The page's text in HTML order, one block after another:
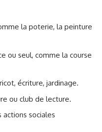
la poterie, la peinture
ou seul, comme la course
écriture, jardinage.
ou club de lecture.
sociales